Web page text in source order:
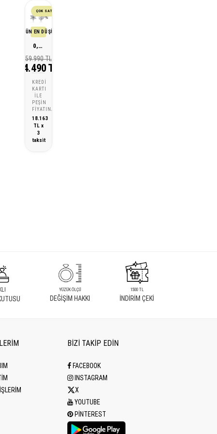
ÇOK SATAN
SON 30 GÜN EN DÜŞÜK FİYATI
0,75 Karat Lotus Pırlanta Tektaş Küpe
59.990 TL
54.490 TL
KREDI
KARTI
ILE
PEŞIN
FIYATINA
18.163
TL x
3
taksit
YÜZÜK ÖLÇÜ
DEĞİŞİM HAKKI
1500 TL
İNDİRİM ÇEKİ
BİZİ TAKİP EDİN
FACEBOOK
INSTAGRAM
X
YOUTUBE
PINTEREST